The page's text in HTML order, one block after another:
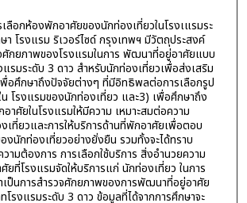
ลือกห้องพักอาศัยของนักท่องเที่ยวในโรงเแรมระ
โรงแรม ริเวอร์ไซด์ กรุงเทพฯ มีวัตถุประสงค์
ศักยภาพของโรงแรมในการ พัฒนาที่อยู่อาศัยแบบ
แรมระดับ 3 ดาว สำหรับนักท่องเที่ยวเพื่อส่งเสริม
อศึกษาถึงปัจจัยต่างๆ ที่มีอิทธิพลต่อการเลือกรูป
โรงแรมของนักท่องเที่ยว และ3) เพื่อศึกษาถึง
ศัยในโรงแรมให้มีความ เหมาะสมต่อความ
เที่ยวและการให้บริการด้านที่พักอาศัยเพื่อตอบ
นักท่องเที่ยวอย่างยั่งยืน รวมทั้งจะได้ทราบ
ามต้องการ การเลือกใช้บริการ สิ่งอำนวยความ
ยที่โรงแรมจัดให้บริการแก่ นักท่องเที่ยว ในการ
เป็นการสำรวจศักยภาพของการพัฒนาที่อยู่อาศัย
โรงแรมระดับ 3 ดาว ข้อมูลที่ได้จากการศึกษาจะ